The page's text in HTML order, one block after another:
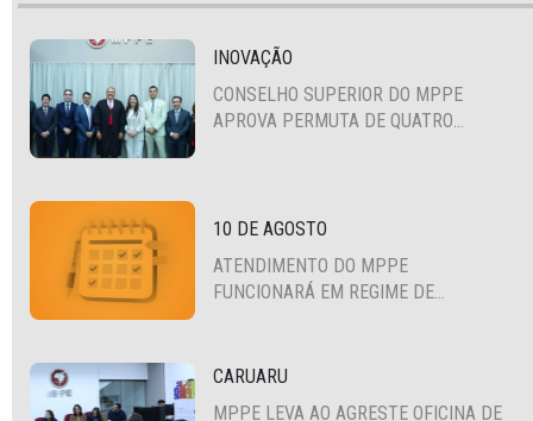
INOVAÇÃO
CONSELHO SUPERIOR DO MPPE
APROVA PERMUTA DE QUATRO
10 DE AGOSTO
ATENDIMENTO DO MPPE
FUNCIONARÁ EM REGIME DE
CARUARU
MPPE LEVA AO AGRESTE OFICINA DE